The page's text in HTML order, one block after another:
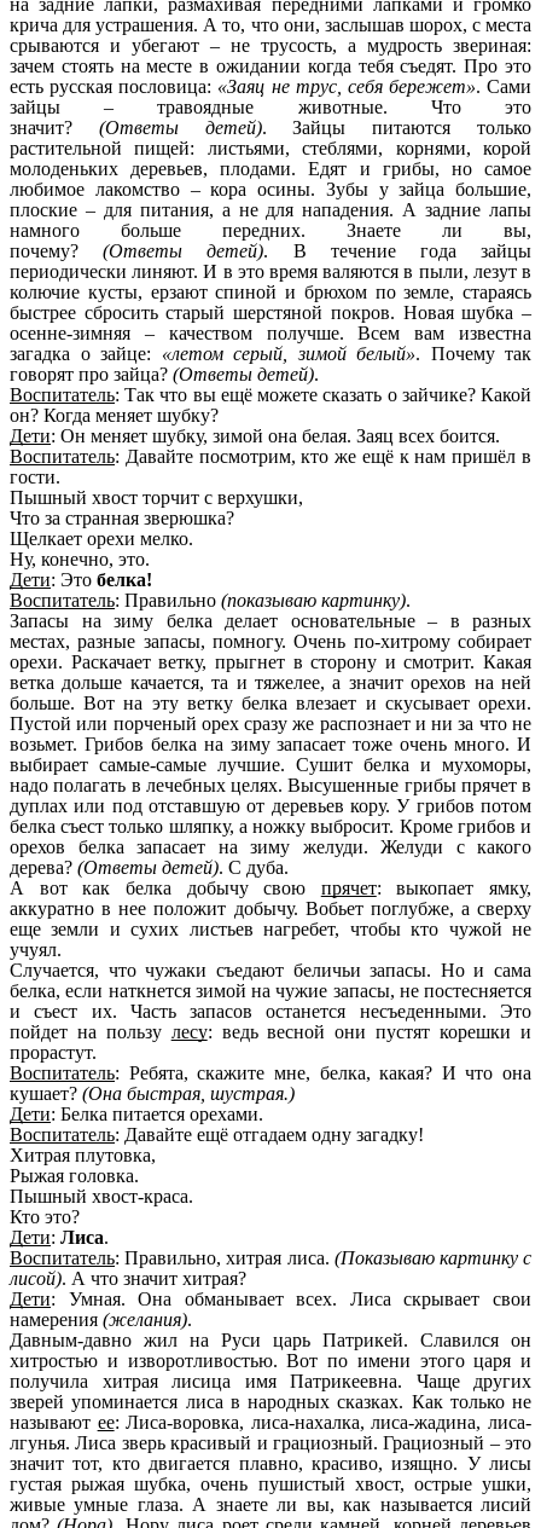
крича для устрашения. А то, что они, заслышав шорох, с места
срываются и убегают – не трусость, а мудрость звериная:
зачем стоять на месте в ожидании когда тебя съедят. Про это
есть русская пословица: «Заяц не трус, себя бережет». Сами
зайцы – травоядные животные. Что это
значит? (Ответы детей). Зайцы питаются только
растительной пищей: листьями, стеблями, корнями, корой
молоденьких деревьев, плодами. Едят и грибы, но самое
любимое лакомство – кора осины. Зубы у зайца большие,
плоские – для питания, а не для нападения. А задние лапы
намного больше передних. Знаете ли вы,
почему?(Ответы детей). В течение года зайцы
периодически линяют. И в это время валяются в пыли, лезут в
колючие кусты, ерзают спиной и брюхом по земле, стараясь
быстрее сбросить старый шерстяной покров. Новая шубка –
осенне-зимняя – качеством получше. Всем вам известна
загадка о зайце: «летом серый, зимой белый». Почему так
говорят про зайца? (Ответы детей).
Воспитатель: Так что вы ещё можете сказать о зайчике? Какой
он? Когда меняет шубку?
Дети: Он меняет шубку, зимой она белая. Заяц всех боится.
Воспитатель: Давайте посмотрим, кто же ещё к нам пришёл в
гости.
Пышный хвост торчит с верхушки,
Что за странная зверюшка?
Щелкает орехи мелко.
Ну, конечно, это.
Дети: Это белка!
Воспитатель: Правильно (показываю картинку).
Запасы на зиму белка делает основательные – в разных
местах, разные запасы, помногу. Очень по-хитрому собирает
орехи. Раскачает ветку, прыгнет в сторону и смотрит. Какая
ветка дольше качается, та и тяжелее, а значит орехов на ней
больше. Вот на эту ветку белка влезает и скусывает орехи.
Пустой или порченый орех сразу же распознает и ни за что не
возьмет. Грибов белка на зиму запасает тоже очень много. И
выбирает самые-самые лучшие. Сушит белка и мухоморы,
надо полагать в лечебных целях. Высушенные грибы прячет в
дуплах или под отставшую от деревьев кору. У грибов потом
белка съест только шляпку, а ножку выбросит. Кроме грибов и
орехов белка запасает на зиму желуди. Желуди с какого
дерева? (Ответы детей). С дуба.
А вот как белка добычу свою прячет: выкопает ямку,
аккуратно в нее положит добычу. Вобьет поглубже, а сверху
еще земли и сухих листьев нагребет, чтобы кто чужой не
учуял.
Случается, что чужаки съедают беличьи запасы. Но и сама
белка, если наткнется зимой на чужие запасы, не постесняется
и съест их. Часть запасов останется несъеденными. Это
пойдет на пользу лесу: ведь весной они пустят корешки и
прорастут.
Воспитатель: Ребята, скажите мне, белка, какая? И что она
кушает? (Она быстрая, шустрая.)
Дети: Белка питается орехами.
Воспитатель: Давайте ещё отгадаем одну загадку!
Хитрая плутовка,
Рыжая головка.
Пышный хвост-краса.
Кто это?
Дети: Лиса.
Воспитатель: Правильно, хитрая лиса. (Показываю картинку с
лисой). А что значит хитрая?
Дети: Умная. Она обманывает всех. Лиса скрывает свои
намерения (желания).
Давным-давно жил на Руси царь Патрикей. Славился он
хитростью и изворотливостью. Вот по имени этого царя и
получила хитрая лисица имя Патрикеевна. Чаще других
зверей упоминается лиса в народных сказках. Как только не
называют ее: Лиса-воровка, лиса-нахалка, лиса-жадина, лиса-
лгунья. Лиса зверь красивый и грациозный. Грациозный – это
значит тот, кто двигается плавно, красиво, изящно. У лисы
густая рыжая шубка, очень пушистый хвост, острые ушки,
живые умные глаза. А знаете ли вы, как называется лисий